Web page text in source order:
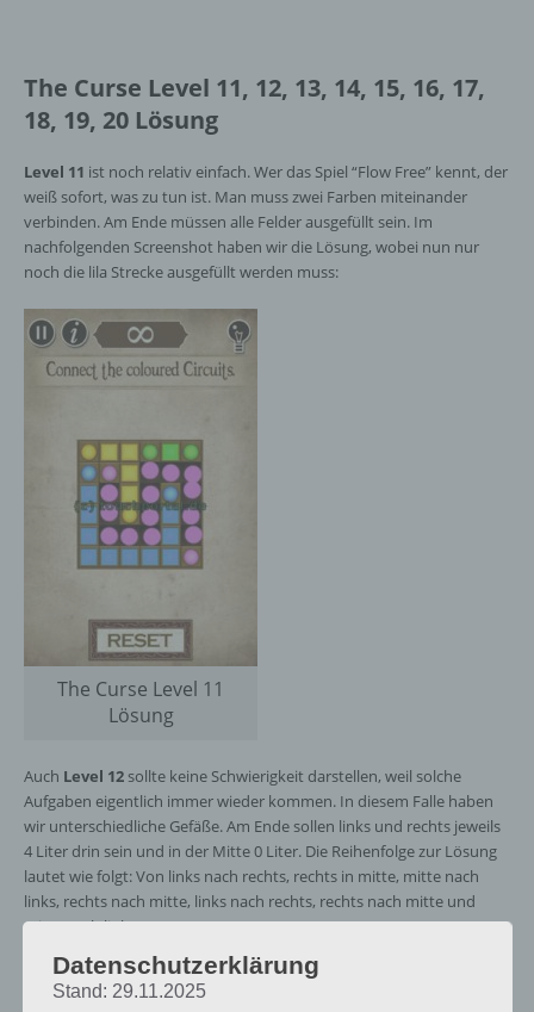
The Curse Level 11, 12, 13, 14, 15, 16, 17,
18, 19, 20 Lösung
Level 11 ist noch relativ einfach. Wer das Spiel “Flow Free” kennt, der
weiß sofort, was zu tun ist. Man muss zwei Farben miteinander
verbinden. Am Ende müssen alle Felder ausgefüllt sein. Im
nachfolgenden Screenshot haben wir die Lösung, wobei nun nur
noch die lila Strecke ausgefüllt werden muss:
The Curse Level 11
Lösung
Auch Level 12 sollte keine Schwierigkeit darstellen, weil solche
Aufgaben eigentlich immer wieder kommen. In diesem Falle haben
wir unterschiedliche Gefäße. Am Ende sollen links und rechts jeweils
4 Liter drin sein und in der Mitte 0 Liter. Die Reihenfolge zur Lösung
lautet wie folgt: Von links nach rechts, rechts in mitte, mitte nach
links, rechts nach mitte, links nach rechts, rechts nach mitte und
mitte nach links.
Level 13ist es deine Aufgabe in 5 Schritten alle Lichter
ausschalten. Klicke dazu einfach auf die Lampen wie im
Datenschutzerklärung
Stand: 29.11.2025